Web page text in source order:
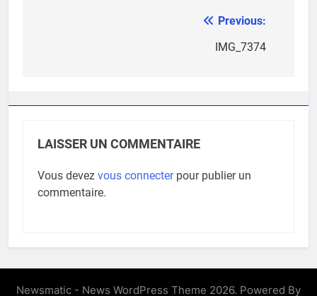
Previous:
IMG_7374
LAISSER UN COMMENTAIRE
Vous devez vous connecterpour publier un
commentaire.
Newsmatic - News WordPress Theme 2026. Powered By